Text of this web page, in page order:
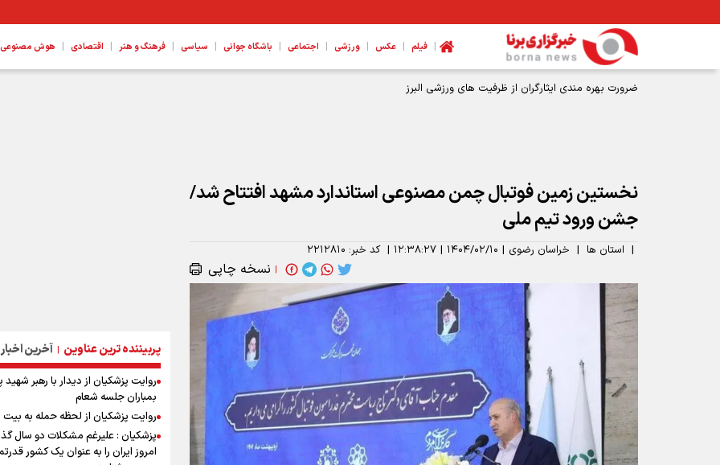
| فیلم | عکس | ورزشی | اجتماعی | باشگاه جوانی | سیاسی | فرهنگ و هنر | اقتصادی | هوش مصنوعی،
نخستین زمین فوتبال چمن مصنوعی استاندارد مشهد افتتاح شد/
جشن ورود تیم ملی
| استان ها | خراسان رضوی | ۱۴۰۴/۰۲/۱۰ | ۱۲:۳۸:۲۷ | کد خبر: ۲۲۱۲۸۱۰
| نسخه چاپی
پربیننده ترین عناوین | آخرین اخبار
روایت پزشکیان از دیدار با رهبر
بمباران جلسه شعام
روایت پزشکیان از لحظه حمله به بیت
پزشکیان : علیرغم مشکلات دو سال
امروز ایران را به عنوان یک کشور